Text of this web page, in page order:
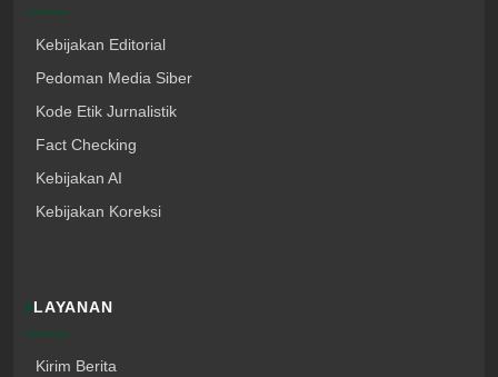
Kebijakan Editorial
Pedoman Media Siber
Kode Etik Jurnalistik
Fact Checking
Kebijakan AI
Kebijakan Koreksi
LAYANAN
Kirim Berita